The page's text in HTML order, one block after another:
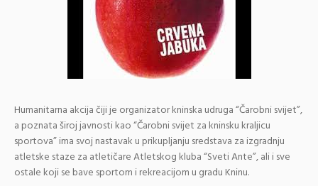
Humanitarna akcija čiji je organizator kninska udruga “Čarobni svijet”,
a poznata široj javnosti kao “Čarobni svijet za kninsku kraljicu
sportova” ima svoj nastavak u prikupljanju sredstava za izgradnju
atletske staze za atletičare Atletskog kluba “Sveti Ante”, ali i sve
ostale koji se bave sportom i rekreacijom u gradu Kninu.